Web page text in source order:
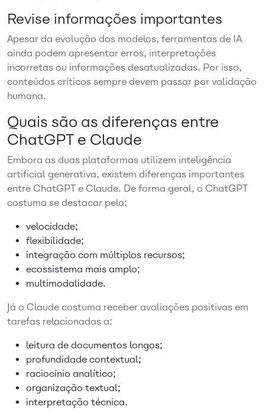
Revise informações importantes
Apesar da evolução dos modelos, ferramentas de IA
ainda podem apresentar erros, interpretações
incorretas ou informações desatualizadas. Por isso,
conteúdos críticos sempre devem passar por validação
humana.
Quais são as diferenças entre
ChatGPT e Claude
Embora as duas plataformas utilizem inteligência
artificial generativa, existem diferenças importantes
entre ChatGPT e Claude. De forma geral, o ChatGPT
costuma se destacar pela:
velocidade;
flexibilidade;
integração com múltiplos recursos;
ecossistema mais amplo;
multimodalidade.
Já o Claude costuma receber avaliações positivas em
tarefas relacionadas a:
leitura de documentos longos;
profundidade contextual;
raciocínio analítico;
organização textual;
interpretação técnica.